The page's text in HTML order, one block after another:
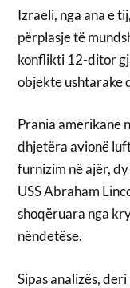
Izraeli, nga ana e
përplasje të
konflikti 12-ditor
objekte ushtarake
Prania amerikane
dhjetëra avionë
furnizim në ajër,
USS Abraham
shoqëruara nga
nëndetëse.
Sipas analizës,